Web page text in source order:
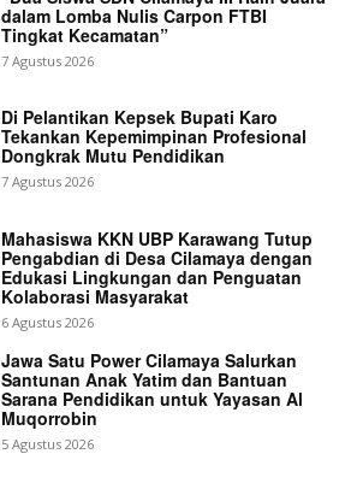
dalam Lomba Nulis Carpon FTBI
Tingkat Kecamatan”
7 Agustus 2026
Di Pelantikan Kepsek Bupati Karo
Tekankan Kepemimpinan Profesional
Dongkrak Mutu Pendidikan
7 Agustus 2026
Mahasiswa KKN UBP Karawang Tutup
Pengabdian di Desa Cilamaya dengan
Edukasi Lingkungan dan Penguatan
Kolaborasi Masyarakat
6 Agustus 2026
Jawa Satu Power Cilamaya Salurkan
Santunan Anak Yatim dan Bantuan
Sarana Pendidikan untuk Yayasan Al
Muqorrobin
5 Agustus 2026